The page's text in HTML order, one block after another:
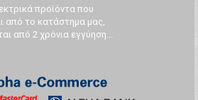
προϊόντα που
από το κατάστημα μας,
από 2 χρόνια εγγύηση...